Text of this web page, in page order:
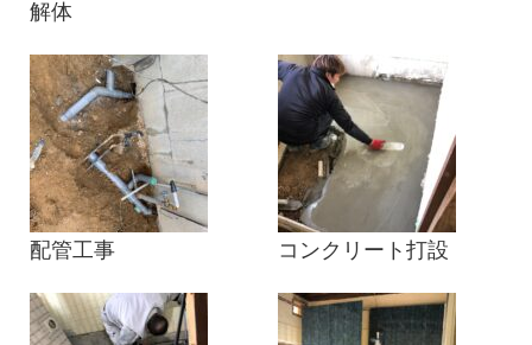
解体
配管工事 コンクリート打設